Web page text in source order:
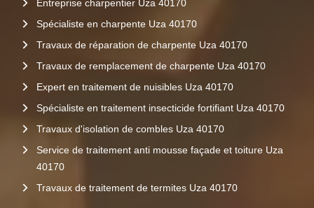
Entreprise charpentier Uza 40170
Spécialiste en charpente Uza 40170
Travaux de réparation de charpente Uza 40170
Travaux de remplacement de charpente Uza 40170
Expert en traitement de nuisibles Uza 40170
Spécialiste en traitement insecticide fortifiant Uza 40170
Travaux d'isolation de combles Uza 40170
Service de traitement anti mousse façade et toiture Uza
40170
Travaux de traitement de termites Uza 40170